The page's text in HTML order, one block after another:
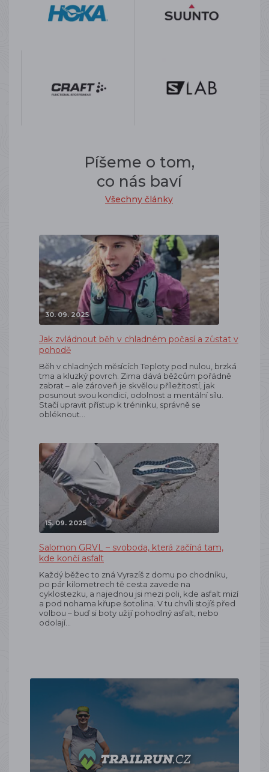
Píšeme o tom,
co nás baví
Všechny články
30. 09. 2025
Jak zvládnout běh v chladném počasí a zůstat v
pohodě
Běh v chladných měsících Teploty pod nulou, brzká
tma a kluzký povrch. Zima dává běžcům pořádně
zabrat – ale zároveň je skvělou příležitostí, jak
posunout svou kondici, odolnost a mentální sílu.
Stačí upravit přístup k tréninku, správně se
obléknout…
15. 09. 2025
Salomon GRVL – svoboda, která začíná tam,
kde končí asfalt
Každý běžec to zná Vyrazíš z domu po chodníku,
po pár kilometrech tě cesta zavede na
cyklostezku, a najednou jsi mezi poli, kde asfalt mizí
a pod nohama křupe šotolina. V tu chvíli stojíš před
volbou – buď si boty užijí pohodlný asfalt, nebo
odolají…